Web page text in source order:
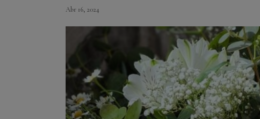
Abr 16, 2024